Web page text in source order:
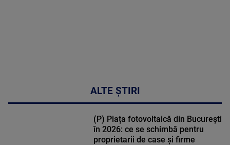
ALTE ȘTIRI
(P) Piața fotovoltaică din București
în 2026: ce se schimbă pentru
proprietarii de case și firme